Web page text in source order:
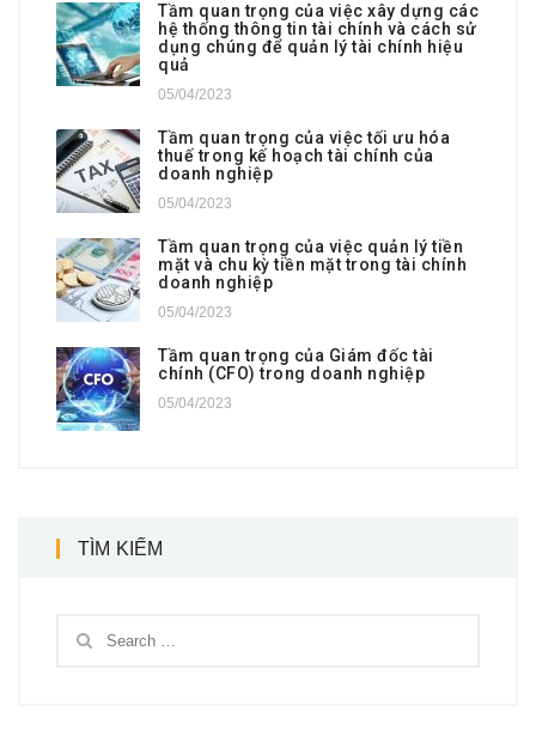
Tầm quan trọng của việc xây dựng các
hệ thống thông tin tài chính và cách sử
dụng chúng để quản lý tài chính hiệu
quả
05/04/2023
Tầm quan trọng của việc tối ưu hóa
thuế trong kế hoạch tài chính của
doanh nghiệp
05/04/2023
Tầm quan trọng của việc quản lý tiền
mặt và chu kỳ tiền mặt trong tài chính
doanh nghiệp
05/04/2023
Tầm quan trọng của Giám đốc tài
chính (CFO) trong doanh nghiệp
05/04/2023
TÌM KIẾM